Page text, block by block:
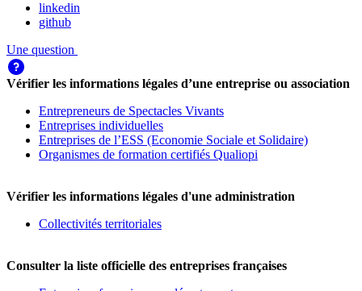
linkedin
github
Une question
Vérifier les informations légales d’une entreprise ou association
Entrepreneurs de Spectacles Vivants
Entreprises individuelles
Entreprises de l’ESS (Economie Sociale et Solidaire)
Organismes de formation certifiés Qualiopi
Vérifier les informations légales d'une administration
Collectivités territoriales
Consulter la liste officielle des entreprises françaises